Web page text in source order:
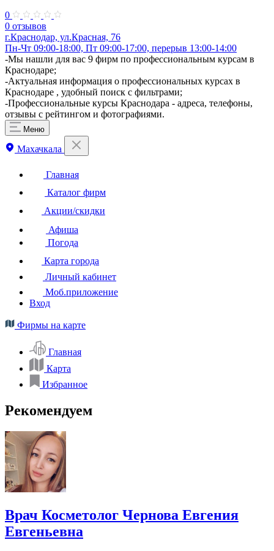
0
0 отзывов
г.Краснодар, ул.Красная, 76
Пн-Чт 09:00-18:00, Пт 09:00-17:00, перерыв 13:00-14:00
-Мы нашли для вас 9 фирм по профессиональным курсам в
Краснодаре;
-Актуальная информация о профессиональных курсах в
Краснодаре , удобный поиск с фильтрами;
-Профессиональные курсы Краснодара - адреса, телефоны,
отзывы с рейтингом и фотографиями.
Меню
Махачкала
Главная
Каталог фирм
Акции/скидки
Афиша
Погода
Карта города
Личный кабинет
Моб.приложение
Вход
Фирмы на карте
Главная
Карта
Избранное
Рекомендуем
Врач Косметолог Чернова Евгения
Евгеньевна